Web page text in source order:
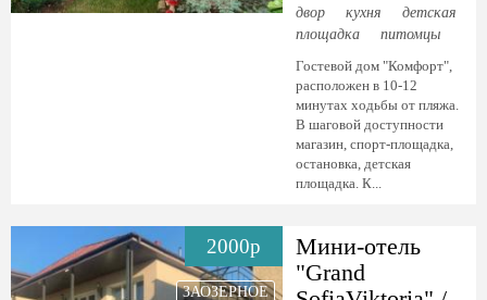
двор
кухня
детская
площадка
питомцы
Гостевой дом "Комфорт",
расположен в 10-12
минутах ходьбы от пляжа.
В шаговой доступности
магазин, спорт-площадка,
остановка, детская
площадка. К...
2000р
ЗАОЗЕРНОЕ
Мини-отель
"Grand